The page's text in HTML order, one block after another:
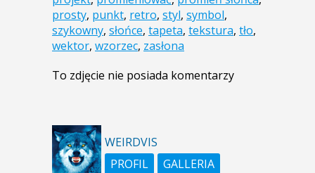
prosty, punkt, retro, styl, symbol,
szykowny, słońce, tapeta, tekstura, tło,
wektor, wzorzec, zasłona
To zdjęcie nie posiada komentarzy
WEIRDVIS
PROFIL
GALLERIA